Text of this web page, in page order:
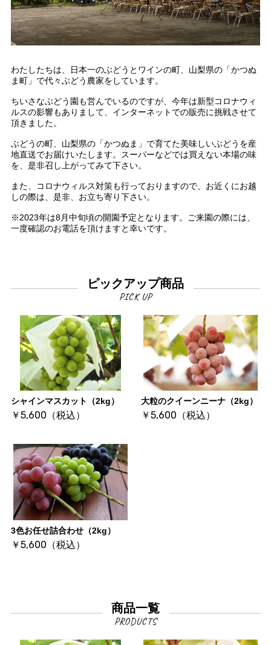
わたしたちは、日本一のぶどうとワインの町、山梨県の「かつぬ
ま町」で代々ぶどう農家をしています。
ちいさなぶどう園も営んでいるのですが、今年は新型コロナウィ
ルスの影響もありまして、インターネットでの販売に挑戦させて
頂きました。
ぶどうの町、山梨県の「かつぬま」で育てた美味しいぶどうを産
地直送でお届けいたします。スーパーなどでは買えない本場の味
を、是非召し上がってみて下さい。
また、コロナウィルス対策も行っておりますので、お近くにお越
しの際は、是非、お立ち寄り下さい。
※2023年は8月中旬頃の開園予定となります。ご来園の際には、
一度確認のお電話を頂けますと幸いです。
ピックアップ商品
シャインマスカット（2kg）
￥5,600（税込）
大粒のクイーンニーナ（2kg）
￥5,600（税込）
3色お任せ詰合わせ（2kg）
￥5,600（税込）
商品一覧